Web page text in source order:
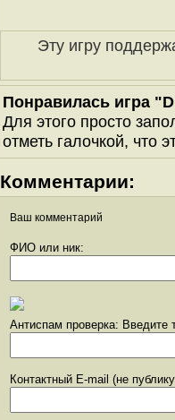
Эту игру
Понравилась игра
Для этого просто
отметь галочкой, что
Комментарии:
Ваш комментарий
ФИО или ник:
Антиспам проверка: Введите
Контактный E-mail (не